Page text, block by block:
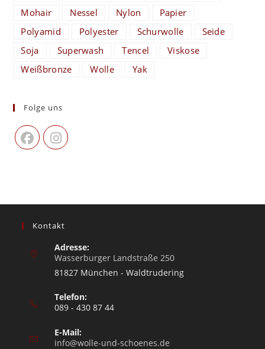
Mohair
Nessel Nylon
Papier
Polyamid
Polyester Schurwolle
Seide
Soja
Superwash Tencel
Viskose
Weißbronze
Wolle Yak
Folge uns
Kontakt
Adresse:
Wasserburger Landstraße 250
81827 München - Waldtrudering
Telefon:
089 - 430 87 44
E-Mail:
info@wolle-und-schoenes.de